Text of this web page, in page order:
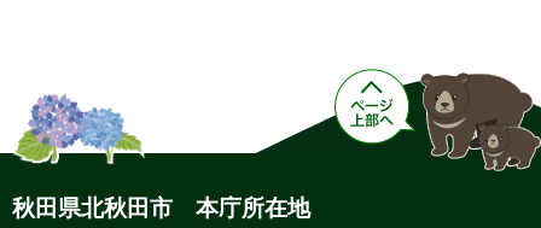
秋田県北秋田市 本庁所在地